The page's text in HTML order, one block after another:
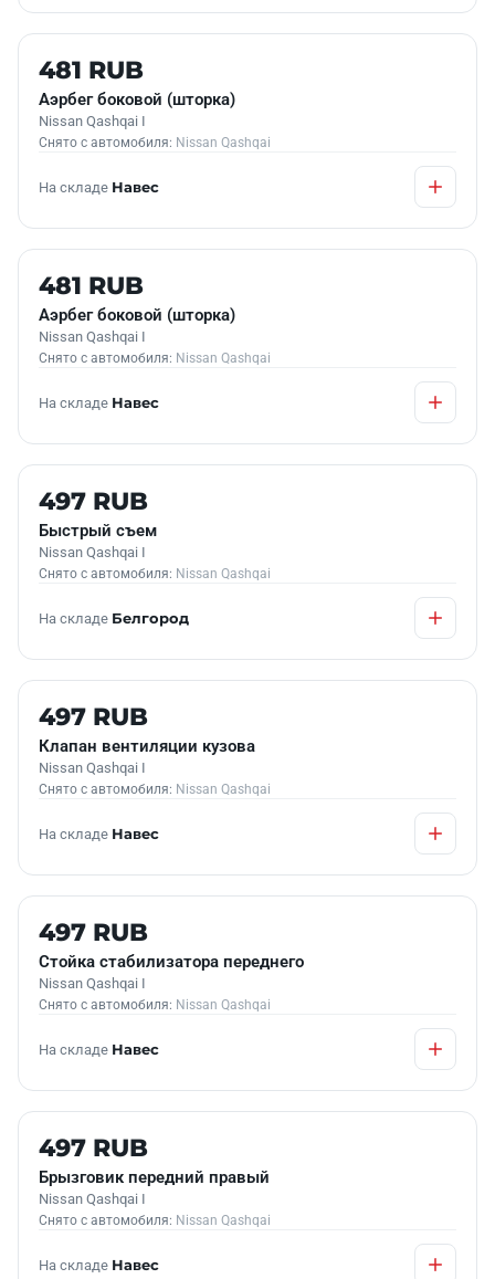
Б/У В НАЛИЧИИ
481 RUB
Аэрбег боковой (шторка)
Nissan Qashqai I
Снято с автомобиля: Nissan Qashqai
На складе Навес
Б/У В НАЛИЧИИ
481 RUB
Аэрбег боковой (шторка)
Nissan Qashqai I
Снято с автомобиля: Nissan Qashqai
На складе Навес
Б/У В НАЛИЧИИ
497 RUB
Быстрый съем
Nissan Qashqai I
Снято с автомобиля: Nissan Qashqai
На складе Белгород
Б/У В НАЛИЧИИ
497 RUB
Клапан вентиляции кузова
Nissan Qashqai I
Снято с автомобиля: Nissan Qashqai
На складе Навес
Б/У В НАЛИЧИИ
497 RUB
Стойка стабилизатора переднего
Nissan Qashqai I
Снято с автомобиля: Nissan Qashqai
На складе Навес
Б/У В НАЛИЧИИ
497 RUB
Брызговик передний правый
Nissan Qashqai I
Снято с автомобиля: Nissan Qashqai
На складе Навес